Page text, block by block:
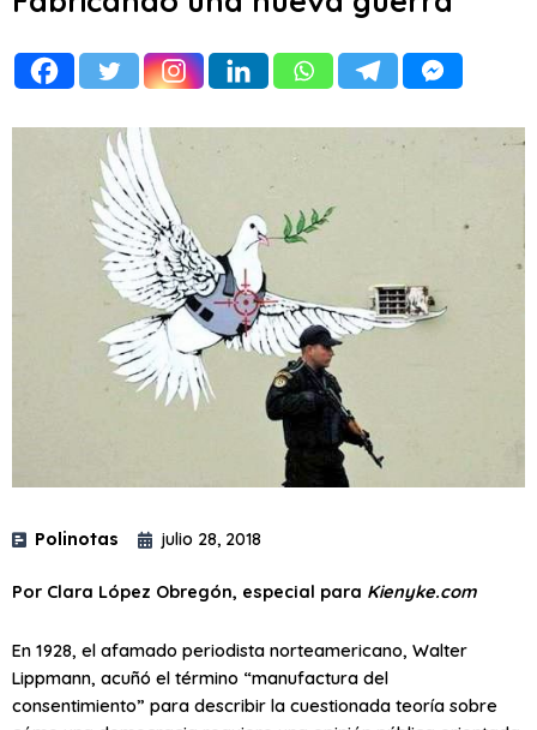
Polinotas julio 28, 2018
Por Clara López Obregón, especial para Kienyke.com
En 1928, el afamado periodista norteamericano, Walter
Lippmann, acuñó el término “manufactura del
consentimiento” para describir la cuestionada teoría sobre